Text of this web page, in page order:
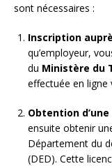
sont nécessaires :
Inscription
qu’employeur,
du Ministère du
effectuée en ligne
Obtention
ensuite obtenir
Département du
(DED). Cette